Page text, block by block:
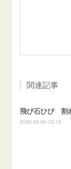
関連記事
2026.08.06 12:13